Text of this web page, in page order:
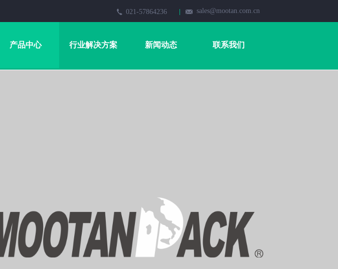
021-57864236 sales@mootan.com.cn
产品中心 行业解决方案 新闻动态 联系我们